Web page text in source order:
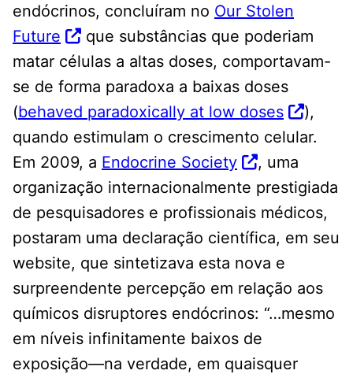
endócrinos, concluíram no Our Stolen
Future
que substâncias que poderiam
matar células a altas doses, comportavam-
se de forma paradoxa a baixas doses
(behaved paradoxically at low doses
),
quando estimulam o crescimento celular.
Em 2009, a Endocrine Society
, uma
organização internacionalmente prestigiada
de pesquisadores e profissionais médicos,
postaram uma declaração científica, em seu
website, que sintetizava esta nova e
surpreendente percepção em relação aos
químicos disruptores endócrinos: “…mesmo
em níveis infinitamente baixos de
exposição—na verdade, em quaisquer